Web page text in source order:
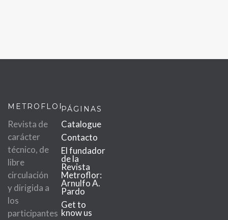
METROFLOR
Revista de
carácter
técnico, de
libre
circulación
y dirigida a
los
participantes
PÁGINAS
Catalogue
Contacto
El fundador
de la
Revista
Metroflor:
Arnulfo A.
Pardo
Get to
know us